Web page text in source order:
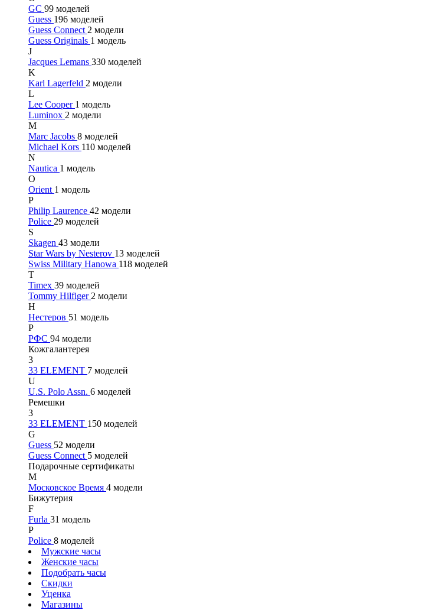
GC 99 моделей
Guess 196 моделей
Guess Connect 2 модели
Guess Originals 1 модель
J
Jacques Lemans 330 моделей
K
Karl Lagerfeld 2 модели
L
Lee Cooper 1 модель
Luminox 2 модели
M
Marc Jacobs 8 моделей
Michael Kors 110 моделей
N
Nautica 1 модель
O
Orient 1 модель
P
Philip Laurence 42 модели
Police 29 моделей
S
Skagen 43 модели
Star Wars by Nesterov 13 моделей
Swiss Military Hanowa 118 моделей
T
Timex 39 моделей
Tommy Hilfiger 2 модели
Н
Нестеров 51 модель
Р
РФС 94 модели
Кожгалантерея
3
33 ELEMENT 7 моделей
U
U.S. Polo Assn. 6 моделей
Ремешки
3
33 ELEMENT 150 моделей
G
Guess 52 модели
Guess Connect 5 моделей
Подарочные сертификаты
М
Московское Время 4 модели
Бижутерия
F
Furla 31 модель
P
Police 8 моделей
Мужские часы
Женские часы
Подобрать часы
Скидки
Уценка
Магазины